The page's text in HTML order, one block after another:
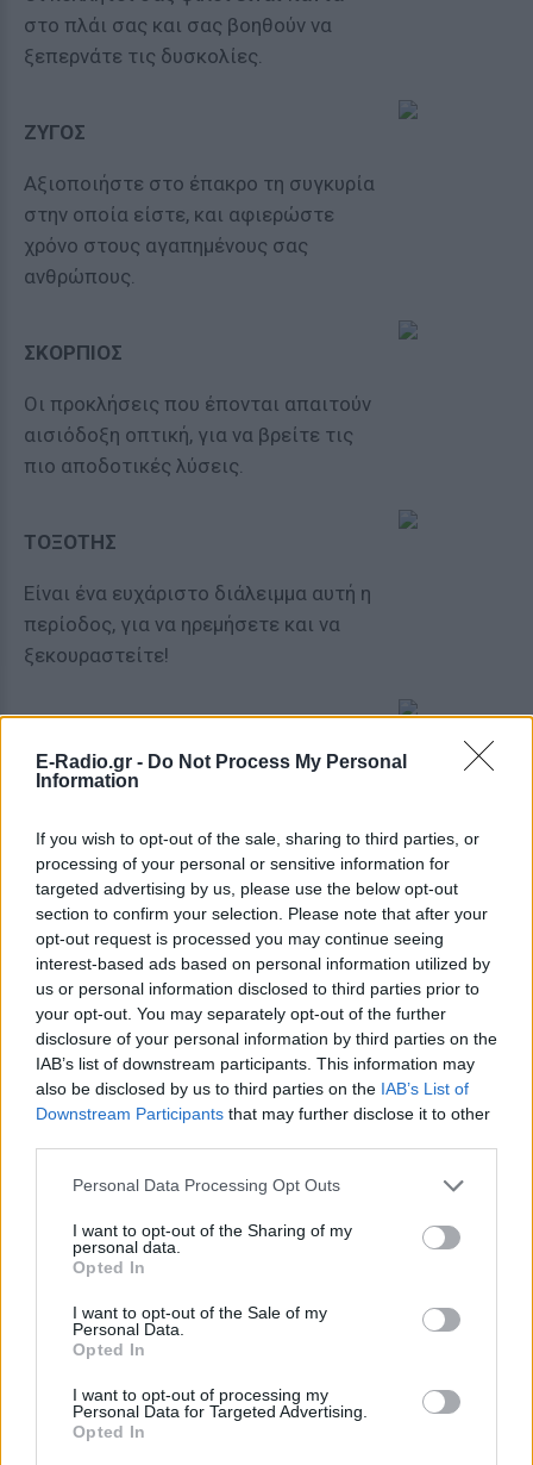
E-Radio.gr - Do Not Process My Personal
Information
If you wish to opt-out of the sale, sharing to third parties, or
processing of your personal or sensitive information for
targeted advertising by us, please use the below opt-out
section to confirm your selection. Please note that after your
opt-out request is processed you may continue seeing
interest-based ads based on personal information utilized by
us or personal information disclosed to third parties prior to
your opt-out. You may separately opt-out of the further
disclosure of your personal information by third parties on the
IAB’s list of downstream participants. This information may
also be disclosed by us to third parties on the IAB’s List of
Downstream Participants that may further disclose it to other
Personal Data Processing Opt Outs
I want to opt-out of the Sharing of my
personal data.
Opted In
I want to opt-out of the Sale of my
Personal Data.
Opted In
I want to opt-out of processing my
Personal Data for Targeted Advertising.
Opted In
στο πλάι σας και σας βοηθούν να
ξεπερνάτε τις δυσκολίες.
ΖΥΓΟΣ
Αξιοποιήστε στο έπακρο τη συγκυρία
στην οποία είστε, και αφιερώστε
χρόνο στους αγαπημένους σας
ανθρώπους.
ΣΚΟΡΠΙΟΣ
Οι προκλήσεις που έπονται απαιτούν
αισιόδοξη οπτική, για να βρείτε τις
πιο αποδοτικές λύσεις.
ΤΟΞΟΤΗΣ
Είναι ένα ευχάριστο διάλειμμα αυτή η
περίοδος, για να ηρεμήσετε και να
ξεκουραστείτε!
Πρέπει να χαλαρώσετε την εσωτερική
πρόοδο στο εξής.
ΥΔΡΟΧΟΟΣ
Εμπόδια και αναποδιές σε όλους τους
τομείς της ζωής σας σας κάνουν να
χάνετε την υπομονή σας.
ΙΧΘΕΙΣ
για να φτιάξουν τα κέφια!